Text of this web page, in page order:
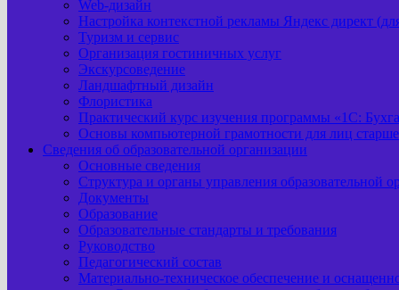
Web-дизайн
Настройка контекстной рекламы Яндекс директ
Туризм и сервис
Организация гостиничных услуг
Экскурсоведение
Ландшафтный дизайн
Флористика
Практический курс изучения программы «1С:
Основы компьютерной грамотности для лиц
Сведения об образовательной организации
Основные сведения
Структура и органы управления образовательной
Документы
Образование
Образовательные стандарты и требования
Руководство
Педагогический состав
Материально-техническое обеспечение и